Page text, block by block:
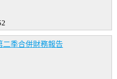
二季合併財務報告